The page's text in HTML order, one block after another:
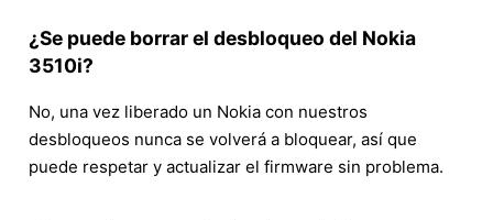
¿Se puede borrar el desbloqueo del Nokia
3510i?
No, una vez liberado un Nokia con nuestros
desbloqueos nunca se volverá a bloquear, así que
puede respetar y actualizar el firmware sin problema.